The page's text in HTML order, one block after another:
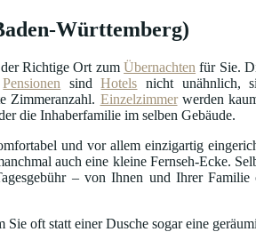
Württemberg)
Richtige Ort zumÜbernachten für Sie.
Pensionen sindHotels nicht unähnlich,
Zimmeranzahl. Einzelzimmerwerden
die Inhaberfamilie im selben Gebäude.
und vor allem einzigartig
auch eine kleine Fernseh-Ecke.
– von Ihnen und Ihrer Familie
oft statt einer Dusche sogar eine